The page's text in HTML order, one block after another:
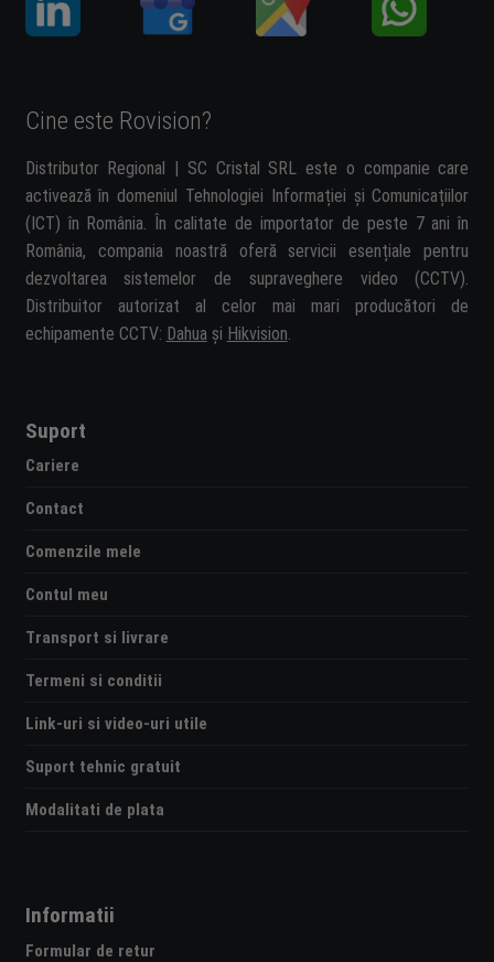
Cine este Rovision?
Distributor Regional | SC Cristal SRL este o companie care
activează în domeniul Tehnologiei Informației și Comunicațiilor
(ICT) în România. În calitate de importator de peste 7 ani în
România, compania noastră oferă servicii esențiale pentru
dezvoltarea sistemelor de supraveghere video (CCTV).
Distribuitor autorizat al celor mai mari producători de
echipamente CCTV: Dahua și Hikvision.
Suport
Cariere
Contact
Comenzile mele
Contul meu
Transport si livrare
Termeni si conditii
Link-uri si video-uri utile
Suport tehnic gratuit
Modalitati de plata
Informatii
Formular de retur